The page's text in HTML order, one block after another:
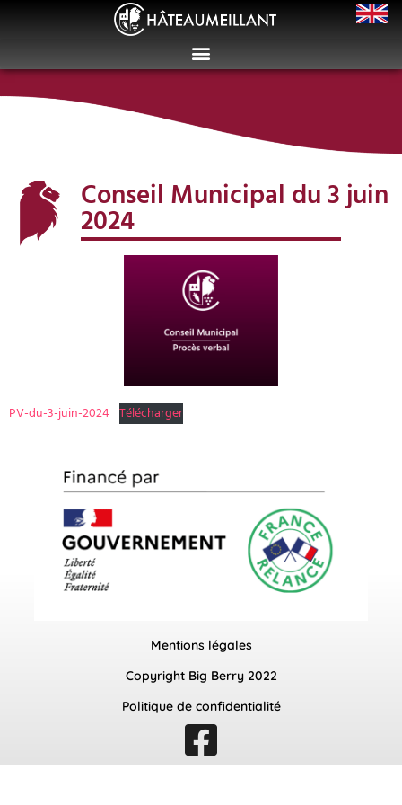
Conseil Municipal du 3 juin
2024
PV-du-3-juin-2024 Télécharger
Mentions légales
Copyright Big Berry 2022
Politique de confidentialité